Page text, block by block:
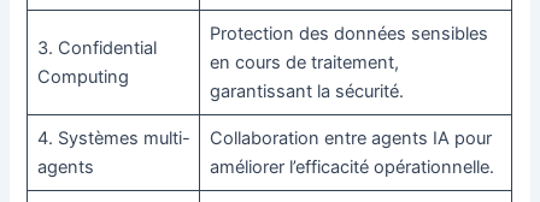
3. Confidential
Computing
Protection des données sensibles
en cours de traitement,
garantissant la sécurité.
4. Systèmes multi-
agents
Collaboration entre agents IA pour
améliorer l’efficacité opérationnelle.